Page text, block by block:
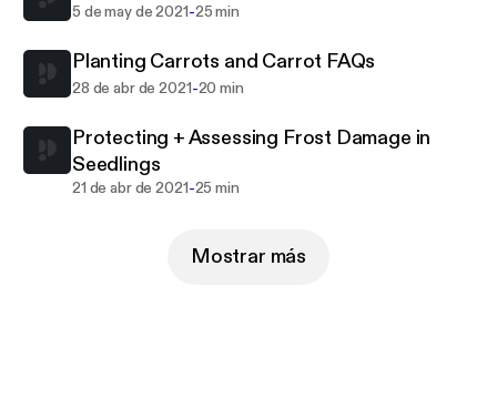
5 de may de 2021-25 min
Planting Carrots and Carrot FAQs
28 de abr de 2021-20 min
Protecting + Assessing Frost Damage in
Seedlings
21 de abr de 2021-25 min
Mostrar más